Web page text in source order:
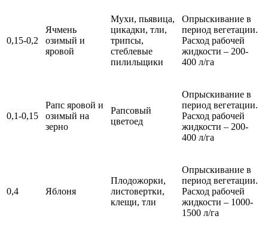
0,15-0,2
Ячмень
озимый и
яровой
Мухи, пьявица,
цикадки, тли,
трипсы,
стеблевые
пилильщики
Опрыскивание в
период вегетации.
Расход рабочей
жидкости – 200-
400 л/га
0,1-0,15
Рапс яровой и
озимый на
зерно
Рапсовый
цветоед
Опрыскивание в
период вегетации.
Расход рабочей
жидкости – 200-
400 л/га
0,4 Яблоня
Плодожорки,
листовертки,
клещи, тли
Опрыскивание в
период вегетации.
Расход рабочей
жидкости – 1000-
1500 л/га